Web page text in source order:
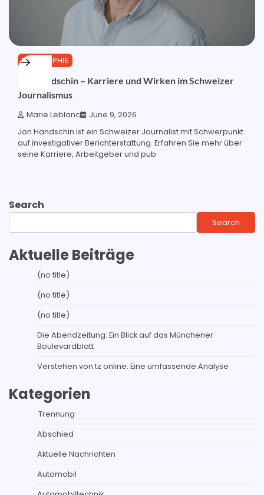
BIOGRAPHIE
Jon Handschin – Karriere und Wirken im Schweizer
Journalismus
Marie Leblanc June 9, 2026
Jon Handschin ist ein Schweizer Journalist mit Schwerpunkt
auf investigativer Berichterstattung. Erfahren Sie mehr über
seine Karriere, Arbeitgeber und pub
Search
Search
Aktuelle Beiträge
(no title)
(no title)
(no title)
Die Abendzeitung: Ein Blick auf das Münchener
Boulevardblatt
Verstehen von tz online: Eine umfassende Analyse
Kategorien
Trennung
Abschied
Aktuelle Nachrichten
Automobil